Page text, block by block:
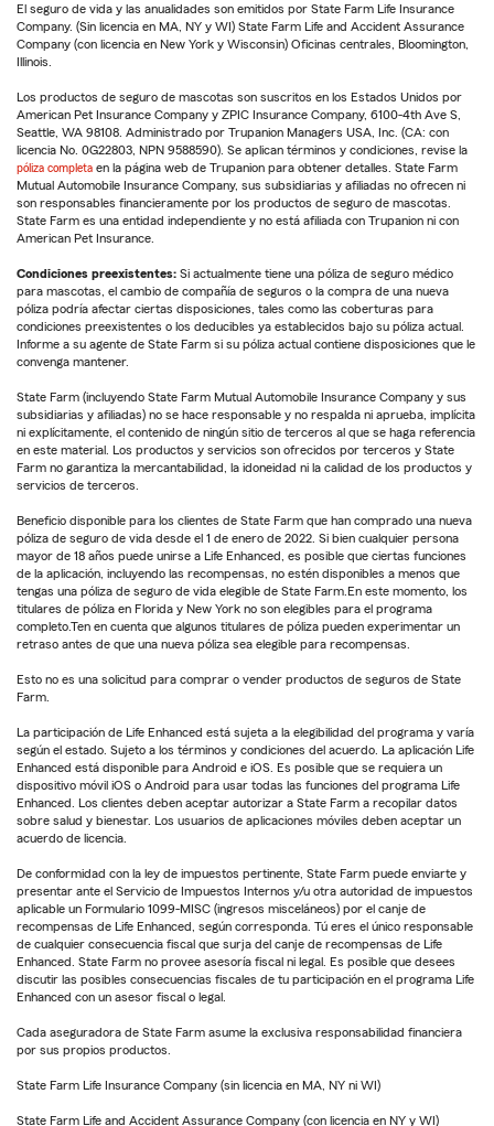
El seguro de vida y las anualidades son emitidos por State Farm Life Insurance
Company. (Sin licencia en MA, NY y WI) State Farm Life and Accident Assurance
Company (con licencia en New York y Wisconsin) Oficinas centrales, Bloomington,
Illinois.
Los productos de seguro de mascotas son suscritos en los Estados Unidos por
American Pet Insurance Company y ZPIC Insurance Company, 6100-4th Ave S,
Seattle, WA 98108. Administrado por Trupanion Managers USA, Inc. (CA: con
licencia No. 0G22803, NPN 9588590). Se aplican términos y condiciones, revise la
póliza completa en la página web de Trupanion para obtener detalles. State Farm
Mutual Automobile Insurance Company, sus subsidiarias y afiliadas no ofrecen ni
son responsables financieramente por los productos de seguro de mascotas.
State Farm es una entidad independiente y no está afiliada con Trupanion ni con
American Pet Insurance.
Condiciones preexistentes: Si actualmente tiene una póliza de seguro médico
para mascotas, el cambio de compañía de seguros o la compra de una nueva
póliza podría afectar ciertas disposiciones, tales como las coberturas para
condiciones preexistentes o los deducibles ya establecidos bajo su póliza actual.
Informe a su agente de State Farm si su póliza actual contiene disposiciones que le
convenga mantener.
State Farm (incluyendo State Farm Mutual Automobile Insurance Company y sus
subsidiarias y afiliadas) no se hace responsable y no respalda ni aprueba, implícita
ni explícitamente, el contenido de ningún sitio de terceros al que se haga referencia
en este material. Los productos y servicios son ofrecidos por terceros y State
Farm no garantiza la mercantabilidad, la idoneidad ni la calidad de los productos y
servicios de terceros.
Beneficio disponible para los clientes de State Farm que han comprado una nueva
póliza de seguro de vida desde el 1 de enero de 2022. Si bien cualquier persona
mayor de 18 años puede unirse a Life Enhanced, es posible que ciertas funciones
de la aplicación, incluyendo las recompensas, no estén disponibles a menos que
tengas una póliza de seguro de vida elegible de State Farm.En este momento, los
titulares de póliza en Florida y New York no son elegibles para el programa
completo.Ten en cuenta que algunos titulares de póliza pueden experimentar un
retraso antes de que una nueva póliza sea elegible para recompensas.
Esto no es una solicitud para comprar o vender productos de seguros de State
Farm.
La participación de Life Enhanced está sujeta a la elegibilidad del programa y varía
según el estado. Sujeto a los términos y condiciones del acuerdo. La aplicación Life
Enhanced está disponible para Android e iOS. Es posible que se requiera un
dispositivo móvil iOS o Android para usar todas las funciones del programa Life
Enhanced. Los clientes deben aceptar autorizar a State Farm a recopilar datos
sobre salud y bienestar. Los usuarios de aplicaciones móviles deben aceptar un
acuerdo de licencia.
De conformidad con la ley de impuestos pertinente, State Farm puede enviarte y
presentar ante el Servicio de Impuestos Internos y/u otra autoridad de impuestos
aplicable un Formulario 1099-MISC (ingresos misceláneos) por el canje de
recompensas de Life Enhanced, según corresponda. Tú eres el único responsable
de cualquier consecuencia fiscal que surja del canje de recompensas de Life
Enhanced. State Farm no provee asesoría fiscal ni legal. Es posible que desees
discutir las posibles consecuencias fiscales de tu participación en el programa Life
Enhanced con un asesor fiscal o legal.
Cada aseguradora de State Farm asume la exclusiva responsabilidad financiera
por sus propios productos.
State Farm Life Insurance Company (sin licencia en MA, NY ni WI)
State Farm Life and Accident Assurance Company (con licencia en NY y WI)